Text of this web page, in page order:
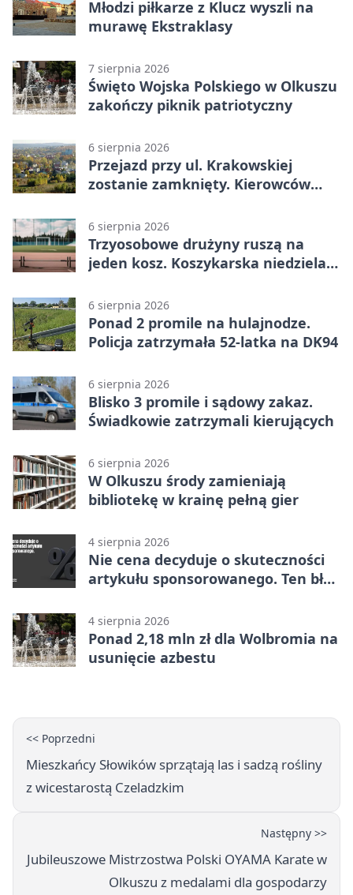
Młodzi piłkarze z Klucz wyszli na
murawę Ekstraklasy
7 sierpnia 2026
Święto Wojska Polskiego w Olkuszu
zakończy piknik patriotyczny
6 sierpnia 2026
Przejazd przy ul. Krakowskiej
zostanie zamknięty. Kierowców
6 sierpnia 2026
Trzyosobowe drużyny ruszą na
jeden kosz. Koszykarska niedziela
6 sierpnia 2026
Ponad 2 promile na hulajnodze.
Policja zatrzymała 52-latka na DK94
6 sierpnia 2026
Blisko 3 promile i sądowy zakaz.
Świadkowie zatrzymali kierujących
6 sierpnia 2026
W Olkuszu środy zamieniają
bibliotekę w krainę pełną gier
4 sierpnia 2026
Nie cena decyduje o skuteczności
artykułu sponsorowanego. Ten błąd
4 sierpnia 2026
Ponad 2,18 mln zł dla Wolbromia na
usunięcie azbestu
<< Poprzedni
Mieszkańcy Słowików sprzątają las i sadzą rośliny
z wicestarostą Czeladzkim
Następny >>
Jubileuszowe Mistrzostwa Polski OYAMA Karate w
Olkuszu z medalami dla gospodarzy